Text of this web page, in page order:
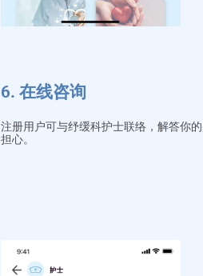
6. 在线咨询
注册用户可与纾缓科护士联络，解答你
担心。